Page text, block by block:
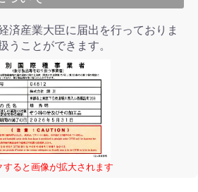
済産業大臣に届出を行っておりま
うことができます。
すると画像が拡大されます